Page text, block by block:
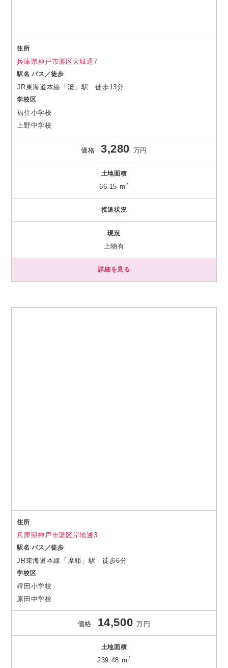
住所
兵庫県神戸市灘区天城通7
駅名 バス／徒歩
JR東海道本線「灘」駅 徒歩13分
学校区
福住小学校
上野中学校
価格 3,280 万円
土地面積
66.15 m2
接道状況
現況
上物有
詳細を見る
住所
兵庫県神戸市灘区岸地通3
駅名 バス／徒歩
JR東海道本線「摩耶」駅 徒歩6分
学校区
稗田小学校
原田中学校
価格 14,500万円
土地面積
239.48 m2